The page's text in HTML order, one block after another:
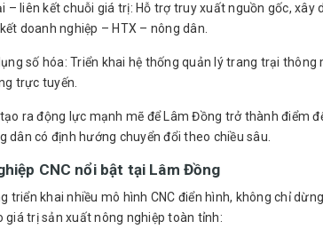
– liên kết chuỗi giá trị: Hỗ trợ truy xuất nguồn gốc,
doanh nghiệp – HTX – nông dân.
số hóa: Triển khai hệ thống quản lý trang trại
trực tuyến.
ra động lực mạnh mẽ để Lâm Đồng trở thành điểm
dân có định hướng chuyển đổi theo chiều sâu.
CNC nổi bật tại Lâm Đồng
triển khai nhiều mô hình CNC điển hình, không chỉ
giá trị sản xuất nông nghiệp toàn tỉnh: